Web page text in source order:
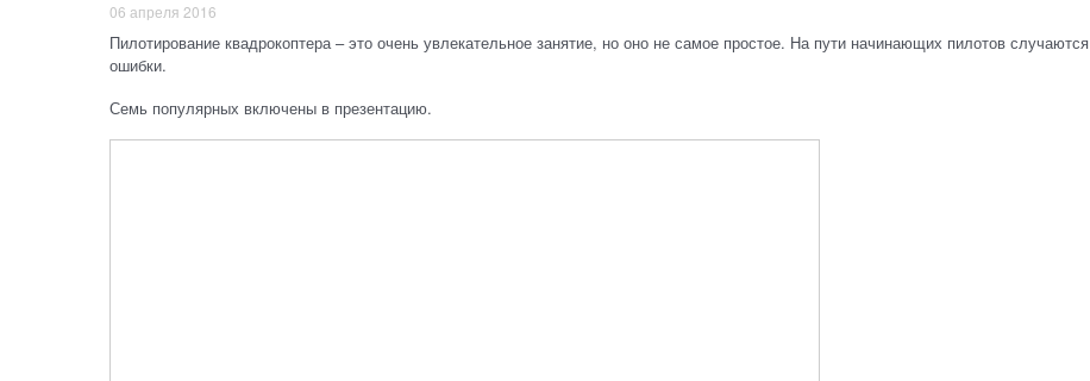
06 апреля 2016
Пилотирование квадрокоптера – это очень увлекательное занятие, но оно не самое простое. На пути начинающих пилотов случаются
ошибки.
Семь популярных включены в презентацию.